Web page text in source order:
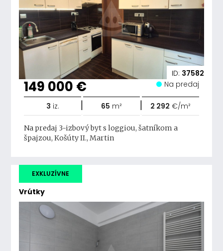
ID: 37582
149 000 € Na predaj
3 iz. | 65 m² | 2 292 €/m²
Na predaj 3-izbový byt s loggiou, šatníkom a
špajzou, Košúty II., Martin
Vrútky
EXKLUZÍVNE